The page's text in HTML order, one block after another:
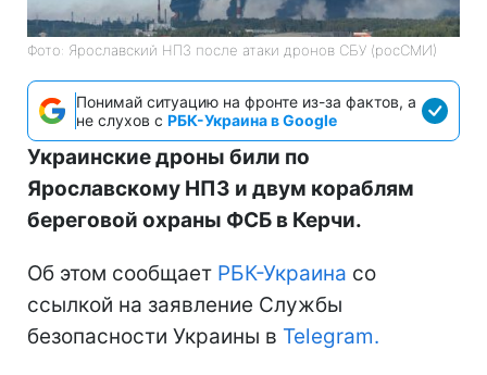
Фото: Ярославский НПЗ после атаки дронов СБУ (росСМИ)
Понимай ситуацию на фронте из-за фактов, а
не слухов с РБК-Украина в Google
Украинские дроны били по
Ярославскому НПЗ и двум кораблям
береговой охраны ФСБ в Керчи.
Об этом сообщает РБК-Украина со
ссылкой на заявление Службы
безопасности Украины в Telegram.